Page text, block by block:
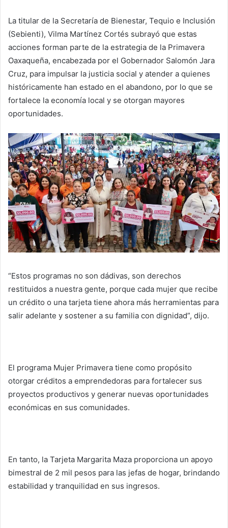
La titular de la Secretaría de Bienestar, Tequio e Inclusión
(Sebienti), Vilma Martínez Cortés subrayó que estas
acciones forman parte de la estrategia de la Primavera
Oaxaqueña, encabezada por el Gobernador Salomón Jara
Cruz, para impulsar la justicia social y atender a quienes
históricamente han estado en el abandono, por lo que se
fortalece la economía local y se otorgan mayores
oportunidades.
“Estos programas no son dádivas, son derechos
restituidos a nuestra gente, porque cada mujer que recibe
un crédito o una tarjeta tiene ahora más herramientas para
salir adelante y sostener a su familia con dignidad”, dijo.
El programa Mujer Primavera tiene como propósito
otorgar créditos a emprendedoras para fortalecer sus
proyectos productivos y generar nuevas oportunidades
económicas en sus comunidades.
En tanto, la Tarjeta Margarita Maza proporciona un apoyo
bimestral de 2 mil pesos para las jefas de hogar, brindando
estabilidad y tranquilidad en sus ingresos.